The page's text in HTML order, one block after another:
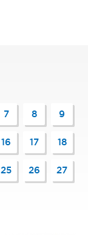
7 8 9
16 17 18
25 26 27